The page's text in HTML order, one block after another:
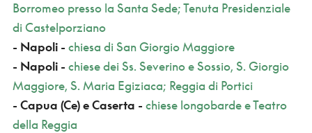
Borromeo presso la Santa Sede; Tenuta Presidenziale
di Castelporziano
- Napoli- chiesa di San Giorgio Maggiore
- Napoli- chiese dei Ss. Severino e Sossio, S. Giorgio
Maggiore, S. Maria Egiziaca; Reggia di Portici
- Capua (Ce) e Caserta - chiese longobarde e Teatro
della Reggia